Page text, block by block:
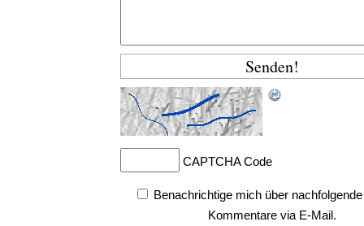
CAPTCHA Code
Benachrichtige mich über nachfolgende
Kommentare via E-Mail.